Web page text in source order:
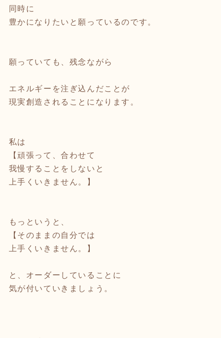
同時に
豊かになりたいと願っているのです。
願っていても、残念ながら
エネルギーを注ぎ込んだことが
現実創造されることになります。
私は
【頑張って、合わせて
我慢することをしないと
上手くいきません。】
もっというと、
【そのままの自分では
上手くいきません。】
と、オーダーしていることに
気が付いていきましょう。